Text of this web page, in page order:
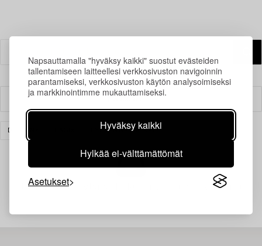
Napsauttamalla "hyväksy kaikki" suostut evästeiden
tallentamiseen laitteellesi verkkosivuston navigoinnin
parantamiseksi, verkkosivuston käytön analysoimiseksi
ja markkinointimme mukauttamiseksi.
Hyväksy kaikki
Hylkää ei-välttämättömät
Asetukset
TYHJENNÄ KAIKKI
Juuri nyt ei löytynyt hakuasi vastaavia kohteita.